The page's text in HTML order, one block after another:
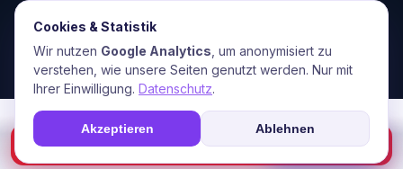
Bünde, Deutschland · 05223-4921030 · hr@stromfee.ai
AppsEnergiemonitoring
ImpressumAGBDatenschutz
🛰️ Stromfee Radar öffnen →
Cookies & Statistik
Wir nutzen Google Analytics , um anonymisiert zu
verstehen, wie unsere Seiten genutzt werden. Nur mit
Ihrer Einwilligung. Datenschutz.
Akzeptieren Ablehnen
☎